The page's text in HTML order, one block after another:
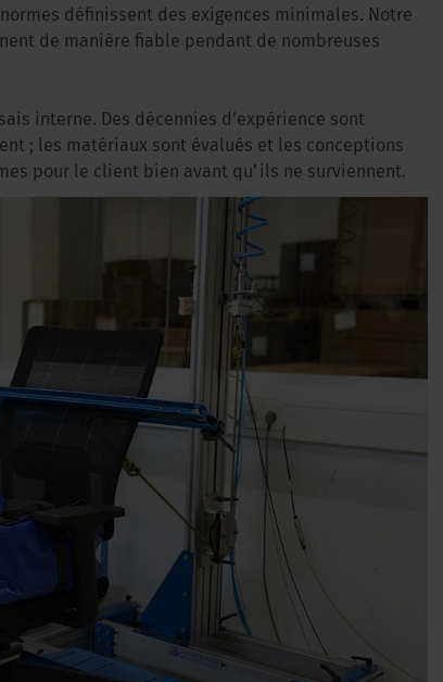
définissent des exigences minimales. Notre
de manière fiable pendant de nombreuses
interne. Des décennies d’expérience sont
; les matériaux sont évalués et les conceptions
pour le client bien avant qu’ils ne surviennent.